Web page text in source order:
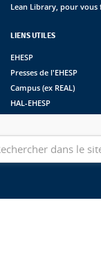
Lean Library, pour vous
LIENS UTILES
EHESP
Presses de l'EHESP
Campus (ex REAL)
HAL-EHESP
Suivez les